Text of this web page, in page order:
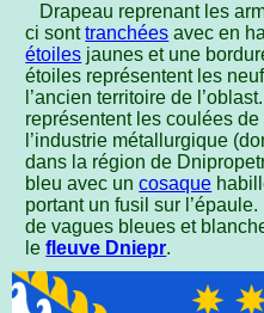
Drapeau reprenant les
ci sonttranchées avec en
étoiles jaunes et une
étoiles représentent les
l’ancien territoire de
représentent les coulées
l’industrie métallurgique
dans la région de
bleu avec uncosaque
portant un fusil sur
de vagues bleues et
lefleuve Dniepr.